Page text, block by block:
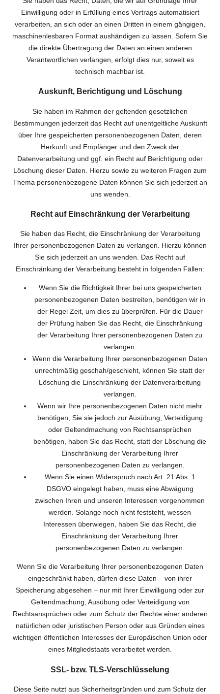
Einwilligung oder in Erfüllung eines Vertrags automatisiert
verarbeiten, an sich oder an einen Dritten in einem gängigen,
maschinenlesbaren Format aushändigen zu lassen. Sofern Sie
die direkte Übertragung der Daten an einen anderen
Verantwortlichen verlangen, erfolgt dies nur, soweit es
technisch machbar ist.
Auskunft, Berichtigung und Löschung
Sie haben im Rahmen der geltenden gesetzlichen
Bestimmungen jederzeit das Recht auf unentgeltliche Auskunft
über Ihre gespeicherten personenbezogenen Daten, deren
Herkunft und Empfänger und den Zweck der
Datenverarbeitung und ggf. ein Recht auf Berichtigung oder
Löschung dieser Daten. Hierzu sowie zu weiteren Fragen zum
Thema personenbezogene Daten können Sie sich jederzeit an
uns wenden.
Recht auf Einschränkung der Verarbeitung
Sie haben das Recht, die Einschränkung der Verarbeitung
Ihrer personenbezogenen Daten zu verlangen. Hierzu können
Sie sich jederzeit an uns wenden. Das Recht auf
Einschränkung der Verarbeitung besteht in folgenden Fällen:
Wenn Sie die Richtigkeit Ihrer bei uns gespeicherten
personenbezogenen Daten bestreiten, benötigen wir in
der Regel Zeit, um dies zu überprüfen. Für die Dauer
der Prüfung haben Sie das Recht, die Einschränkung
der Verarbeitung Ihrer personenbezogenen Daten zu
verlangen.
Wenn die Verarbeitung Ihrer personenbezogenen Daten
unrechtmäßig geschah/geschieht, können Sie statt der
Löschung die Einschränkung der Datenverarbeitung
verlangen.
Wenn wir Ihre personenbezogenen Daten nicht mehr
benötigen, Sie sie jedoch zur Ausübung, Verteidigung
oder Geltendmachung von Rechtsansprüchen
benötigen, haben Sie das Recht, statt der Löschung die
Einschränkung der Verarbeitung Ihrer
personenbezogenen Daten zu verlangen.
Wenn Sie einen Widerspruch nach Art. 21 Abs. 1
DSGVO eingelegt haben, muss eine Abwägung
zwischen Ihren und unseren Interessen vorgenommen
werden. Solange noch nicht feststeht, wessen
Interessen überwiegen, haben Sie das Recht, die
Einschränkung der Verarbeitung Ihrer
personenbezogenen Daten zu verlangen.
Wenn Sie die Verarbeitung Ihrer personenbezogenen Daten
eingeschränkt haben, dürfen diese Daten – von ihrer
Speicherung abgesehen – nur mit Ihrer Einwilligung oder zur
Geltendmachung, Ausübung oder Verteidigung von
Rechtsansprüchen oder zum Schutz der Rechte einer anderen
natürlichen oder juristischen Person oder aus Gründen eines
wichtigen öffentlichen Interesses der Europäischen Union oder
eines Mitgliedstaats verarbeitet werden.
SSL- bzw. TLS-Verschlüsselung
Diese Seite nutzt aus Sicherheitsgründen und zum Schutz der